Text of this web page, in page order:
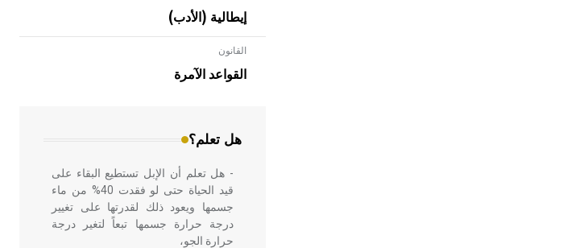
إيطالية (الأدب)
القانون
القواعد الآمرة
هل تعلم؟
- هل تعلم أن الأبلق نوع من الفنون
الهندسية التي ارتبطت بالعمارة الإسلامية
في بلاد الشام ومصر خاصة، حيث يحرص
- هل تعلم أن الإبل تستطيع البقاء على
قيد الحياة حتى لو فقدت 40% من ماء
جسمها ويعود ذلك لقدرتها على تغيير
درجة حرارة جسمها تبعاً لتغير درجة
حرارة الجو،